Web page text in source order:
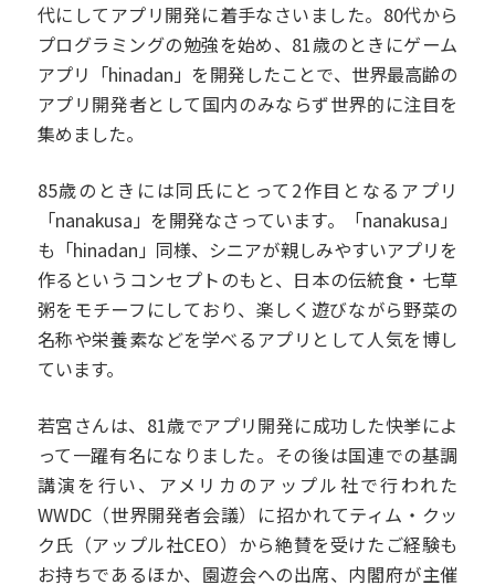
代にしてアプリ開発に着手なさいました。80代から
プログラミングの勉強を始め、81歳のときにゲーム
アプリ「hinadan」を開発したことで、世界最高齢の
アプリ開発者として国内のみならず世界的に注目を
集めました。
85歳のときには同氏にとって2作目となるアプリ
「nanakusa」を開発なさっています。「nanakusa」
も「hinadan」同様、シニアが親しみやすいアプリを
作るというコンセプトのもと、日本の伝統食・七草
粥をモチーフにしており、楽しく遊びながら野菜の
名称や栄養素などを学べるアプリとして人気を博し
ています。
若宮さんは、81歳でアプリ開発に成功した快挙によ
って一躍有名になりました。その後は国連での基調
講演を行い、アメリカのアップル社で行われた
WWDC（世界開発者会議）に招かれてティム・クッ
ク氏（アップル社CEO）から絶賛を受けたご経験も
お持ちであるほか、園遊会への出席、内閣府が主催